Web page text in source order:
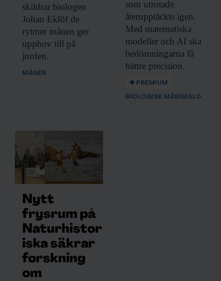
skildrar biologen
Johan Eklöf de
rytmer månen ger
upphov till på
jorden.
MÅNEN
som utrotade
återupptäckts igen.
Med matematiska
modeller och AI ska
bedömningarna få
bättre precision.
PREMIUM
BIOLOGISK MÅNGFALD
Nytt
frysrum på
Naturhistor
iska säkrar
forskning
om